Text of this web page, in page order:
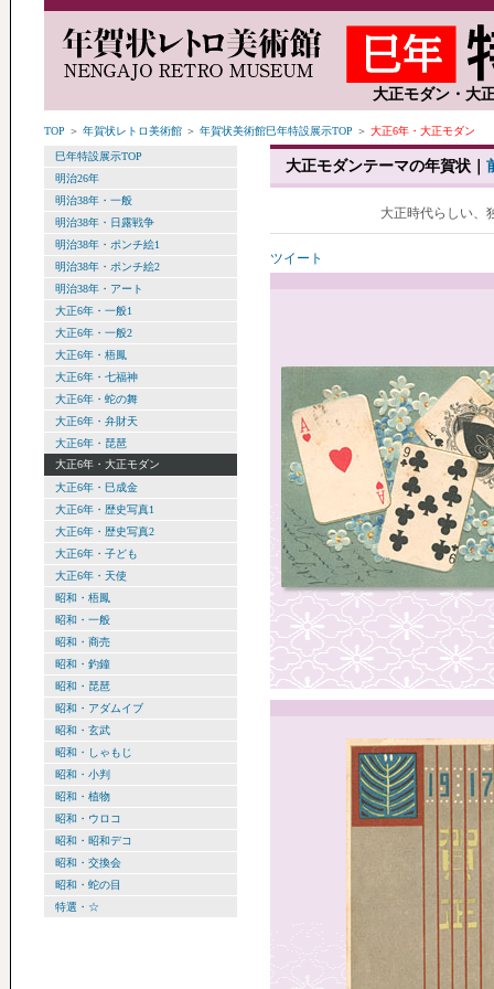
大正モダン・大
TOP ＞ 年賀状レトロ美術館 ＞ 年賀状美術館巳年特設展示TOP ＞ 大正6年・大正モダン
大正モダンテーマの年賀状｜
大正時代らしい、
ツイート
巳年特設展示TOP
明治26年
明治38年・一般
明治38年・日露戦争
明治38年・ポンチ絵1
明治38年・ポンチ絵2
明治38年・アート
大正6年・一般1
大正6年・一般2
大正6年・梧鳳
大正6年・七福神
大正6年・蛇の舞
大正6年・弁財天
大正6年・琵琶
大正6年・大正モダン
大正6年・巳成金
大正6年・歴史写真1
大正6年・歴史写真2
大正6年・子ども
大正6年・天使
昭和・梧鳳
昭和・一般
昭和・商売
昭和・釣鐘
昭和・琵琶
昭和・アダムイブ
昭和・玄武
昭和・しゃもじ
昭和・小判
昭和・植物
昭和・ウロコ
昭和・昭和デコ
昭和・交換会
昭和・蛇の目
特選・☆